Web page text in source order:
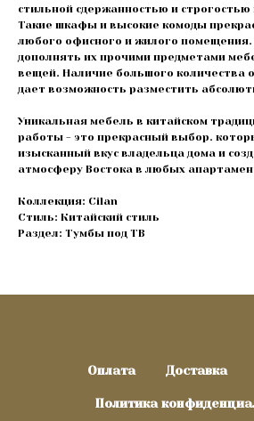
стильной сдержанностью и
Такие шкафы и высокие комоды
любого офисного и жилого помещения.
дополнять их прочими предметами
вещей. Наличие большого количества
дает возможность разместить
Уникальная мебель в китайском
работы - это прекрасный выбор.
изысканный вкус владельца дома и
атмосферу Востока в любых
Коллекция: Cilan
Стиль: Китайский стиль
Раздел: Тумбы под ТВ
Оплата Доставка
Политика